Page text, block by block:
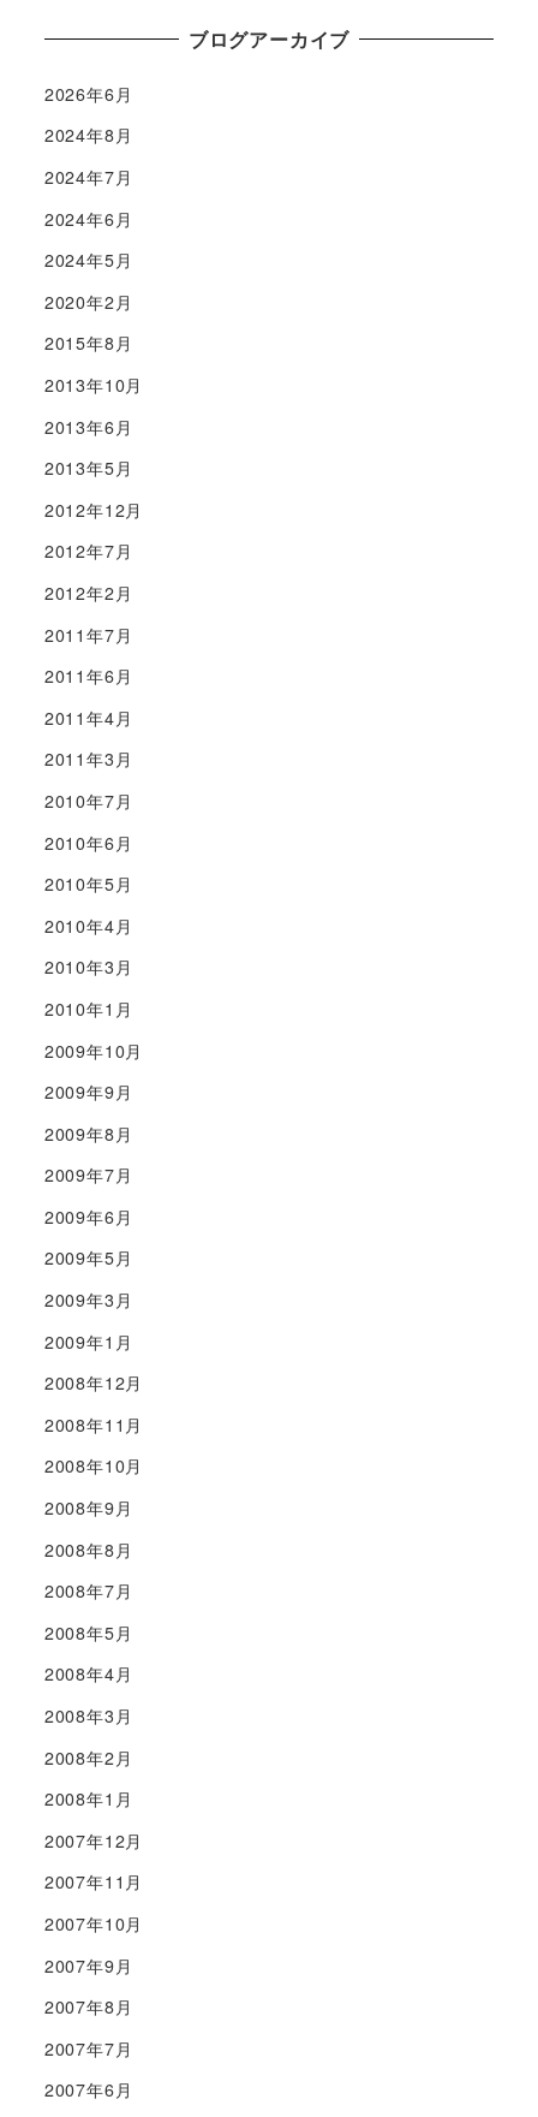
ブログアーカイブ
2026年6月
2024年8月
2024年7月
2024年6月
2024年5月
2020年2月
2015年8月
2013年10月
2013年6月
2013年5月
2012年12月
2012年7月
2012年2月
2011年7月
2011年6月
2011年4月
2011年3月
2010年7月
2010年6月
2010年5月
2010年4月
2010年3月
2010年1月
2009年10月
2009年9月
2009年8月
2009年7月
2009年6月
2009年5月
2009年3月
2009年1月
2008年12月
2008年11月
2008年10月
2008年9月
2008年8月
2008年7月
2008年5月
2008年4月
2008年3月
2008年2月
2008年1月
2007年12月
2007年11月
2007年10月
2007年9月
2007年8月
2007年7月
2007年6月